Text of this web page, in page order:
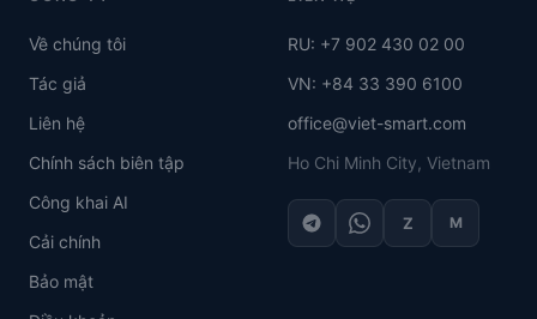
Về chúng tôi
Tác giả
Liên hệ
Chính sách biên tập
Công khai AI
Cải chính
Bảo mật
RU: +7 902 430 02 00
VN: +84 33 390 6100
office@viet-smart.com
Ho Chi Minh City, Vietnam
Z M